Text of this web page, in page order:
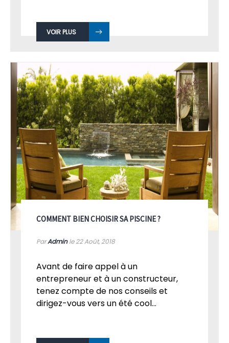
VOIR PLUS
COMMENT BIEN CHOISIR SA PISCINE ?
ParAdminle 22Août, 2018
Avant de faire appel à un
entrepreneur et à un constructeur,
tenez compte de nos conseils et
dirigez-vous vers un été cool...